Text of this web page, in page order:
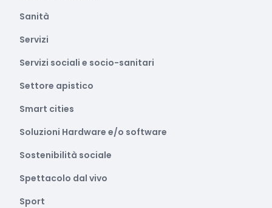
Sanità
Servizi
Servizi sociali e socio-sanitari
Settore apistico
Smart cities
Soluzioni Hardware e/o software
Sostenibilità sociale
Spettacolo dal vivo
Sport